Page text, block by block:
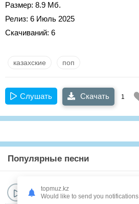
Размер: 8.9 Мб.
Релиз: 6 Июль 2025
Скачиваний: 6
казахские поп
Слушать Скачать 1
Популярные песни
Акниет Саматайкызы
Кыз
topmuz.kz
Would like to send you notifications